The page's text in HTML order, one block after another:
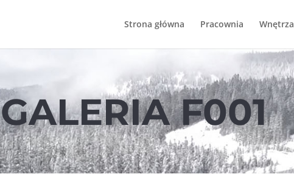
Strona główna Pracownia Wnętrza
GALERIA F001